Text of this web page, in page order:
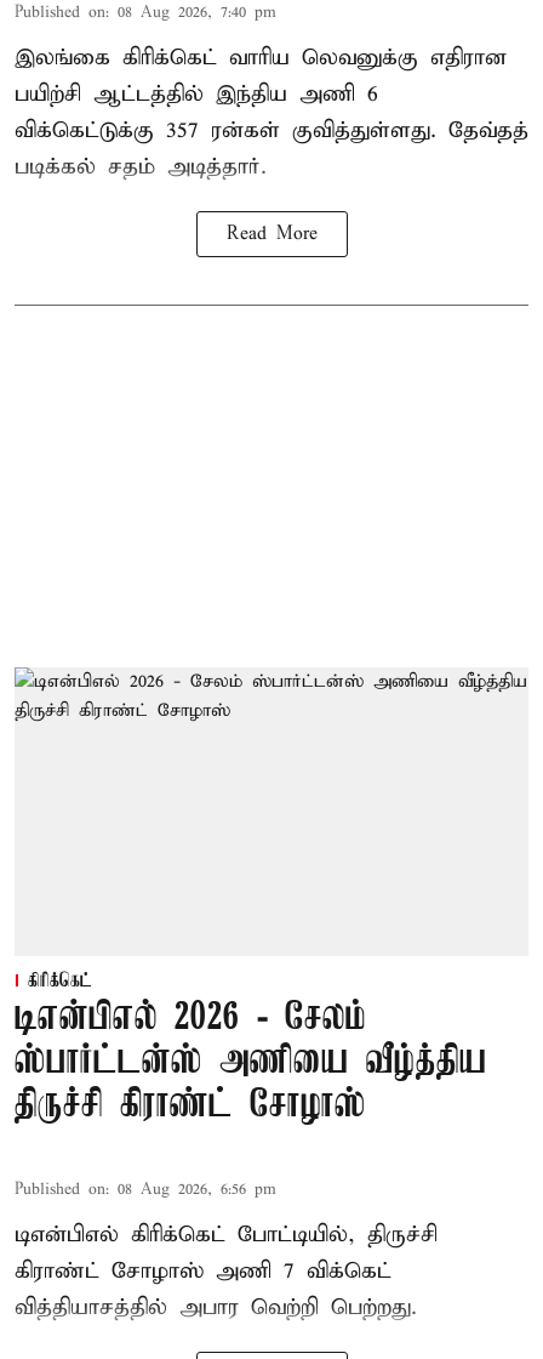
Published on: 08 Aug 2026, 7:40 pm
இலங்கை கிரிக்கெட் வாரிய லெவனுக்கு எதிரான
பயிற்சி ஆட்டத்தில் இந்திய அணி 6
விக்கெட்டுக்கு 357 ரன்கள் குவித்துள்ளது. தேவ்தத்
படிக்கல் சதம் அடித்தார்.
Read More
கிரிக்கெட்
டிஎன்பிஎல் 2026 - சேலம்
ஸ்பார்ட்டன்ஸ் அணியை வீழ்த்திய
திருச்சி கிராண்ட் சோழாஸ்
Published on: 08 Aug 2026, 6:56 pm
டிஎன்பிஎல் கிரிக்கெட் போட்டியில், திருச்சி
கிராண்ட் சோழாஸ் அணி 7 விக்கெட்
வித்தியாசத்தில் அபார வெற்றி பெற்றது.